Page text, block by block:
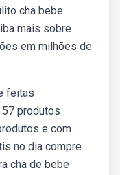
cha bebe
mais sobre
em milhões de
feitas
produtos
e com
no dia compre
cha de bebe